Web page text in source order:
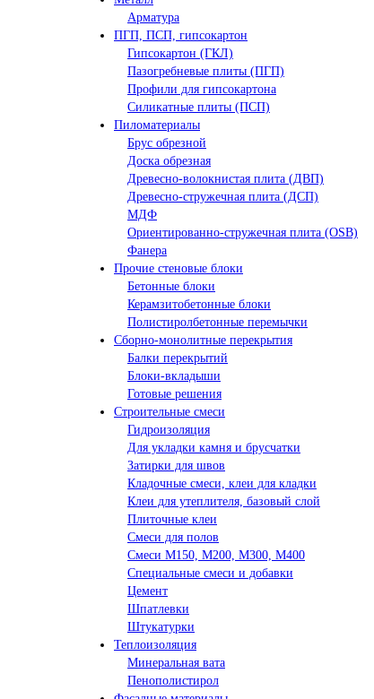
Арматура
ПГП, ПСП, гипсокартон
Гипсокартон (ГКЛ)
Пазогребневые плиты (ПГП)
Профили для гипсокартона
Силикатные плиты (ПСП)
Пиломатериалы
Брус обрезной
Доска обрезная
Древесно-волокнистая плита (ДВП)
Древесно-стружечная плита (ДСП)
МДФ
Ориентированно-стружечная плита (OSB)
Фанера
Прочие стеновые блоки
Бетонные блоки
Керамзитобетонные блоки
Полистиролбетонные перемычки
Сборно-монолитные перекрытия
Балки перекрытий
Блоки-вкладыши
Готовые решения
Строительные смеси
Гидроизоляция
Для укладки камня и брусчатки
Затирки для швов
Кладочные смеси, клеи для кладки
Клеи для утеплителя, базовый слой
Плиточные клеи
Смеси для полов
Смеси М150, М200, М300, М400
Специальные смеси и добавки
Цемент
Шпатлевки
Штукатурки
Теплоизоляция
Минеральная вата
Пенополистирол